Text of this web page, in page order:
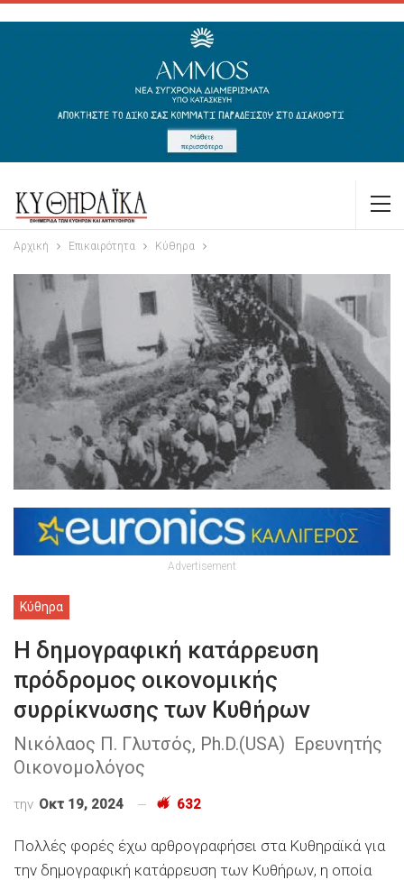
Αρχική Επικαιρότητα Κύθηρα
Advertisement
Κύθηρα
Η δημογραφική κατάρρευση
πρόδρομος οικονομικής
συρρίκνωσης των Κυθήρων
Νικόλαος Π. Γλυτσός, Ph.D.(USA) Ερευνητής
Οικονομολόγος
την Οκτ 19, 2024 632
Πολλές φορές έχω αρθρογραφήσει στα Κυθηραϊκά για
την δημογραφική κατάρρευση των Κυθήρων, η οποία